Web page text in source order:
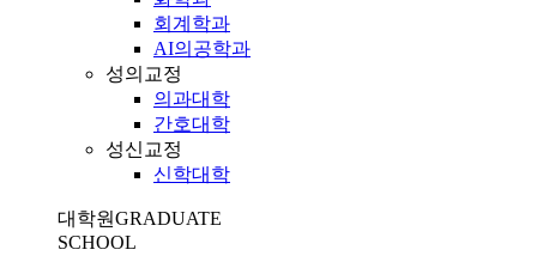
회계학과
AI의공학과
성의교정
의과대학
간호대학
성신교정
신학대학
대학원GRADUATE
SCHOOL